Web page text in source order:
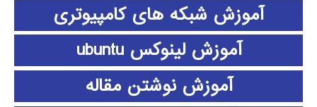
آموزش شبکه های کامپیوتری
آموزش لینوکس ubuntu
آموزش نوشتن مقاله